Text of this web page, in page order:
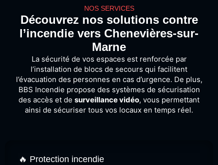
NOS SERVICES
Découvrez nos solutions contre
l’incendie vers Chenevières-sur-
Marne
La sécurité de vos espaces est renforcée par
l’installation de blocs de secours qui facilitent
l’évacuation des personnes en cas d’urgence. De plus,
BBS Incendie propose des systèmes de sécurisation
des accès et de surveillance vidéo, vous permettant
ainsi de sécuriser tous vos locaux en temps réel.
🔥 Protection incendie